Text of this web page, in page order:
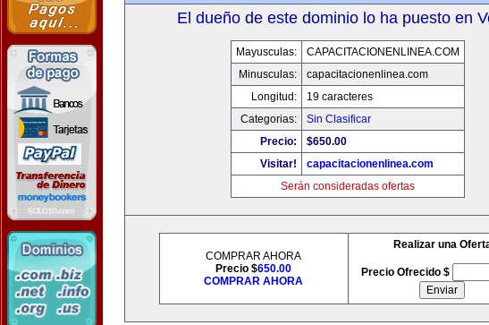
El dueño de este dominio lo ha puesto en
Mayusculas:
CAPACITACIONENLINEA.COM
Minusculas:
capacitacionenlinea.com
Longitud:
19 caracteres
Categorias:
Sin Clasificar
Precio:
$650.00
Visitar!
capacitacionenlinea.com
Serán consideradas ofertas
COMPRAR AHORA
Precio $650.00
COMPRAR AHORA
Realizar una
Precio Ofrecido $